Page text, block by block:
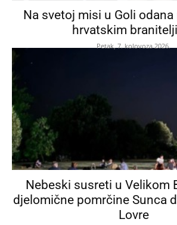
Na svetoj misi u Goli
hrvatskim
Petak, 7. kolovoza 2026.
Nebeski susreti u Velikom
djelomične pomrčine Sunca
Lovre